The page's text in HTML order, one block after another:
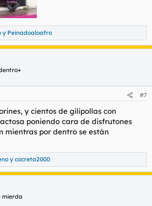
y Peinadoaloafro
#7
y cientos de gilipollas con
poniendo cara de disfrutones
mientras por dentro se están
y cocreta2000
mierda